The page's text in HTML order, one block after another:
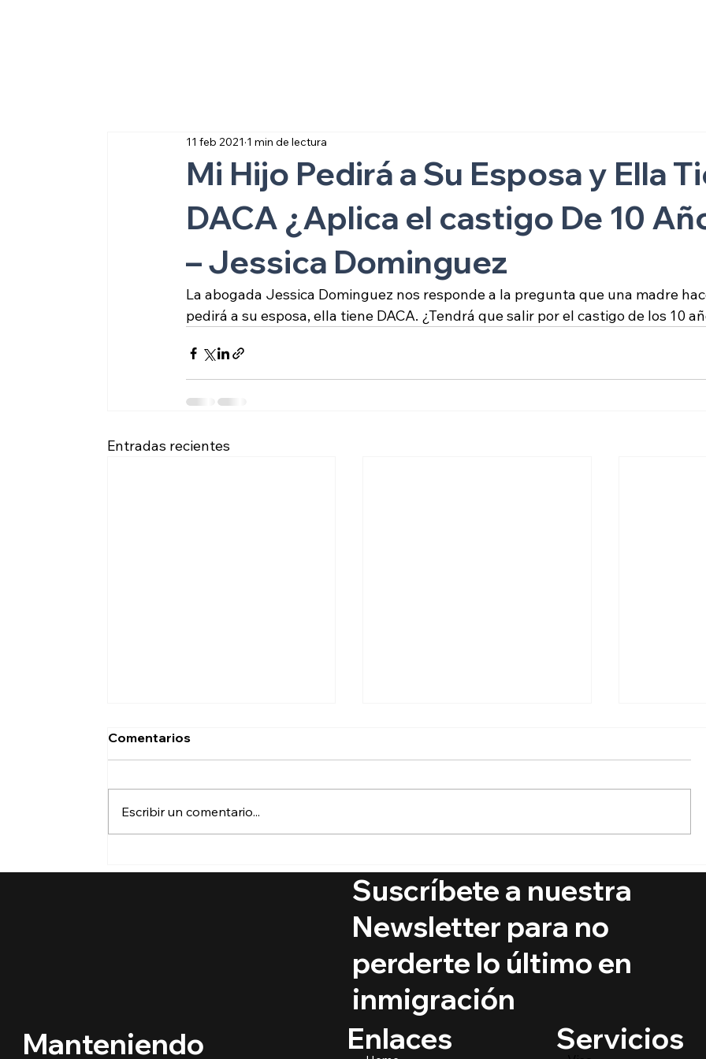
Mi Hijo Pedirá a Su Esposa y Ella
DACA ¿Aplica el castigo De 10
– Jessica Dominguez
11 feb 2021 1 min de lectura
La abogada Jessica Dominguez nos responde a la pregunta que una madre
pedirá a su esposa, ella tiene DACA. ¿Tendrá que salir por el castigo de los 10
Entradas recientes
derechos de los niños
de Visas Septiembre 2025
Comentarios
Escribir un comentario...
Manteniendo
Suscríbete a nuestra
Newsletter para no
perderte lo último en
inmigración
Enlaces
Servicios